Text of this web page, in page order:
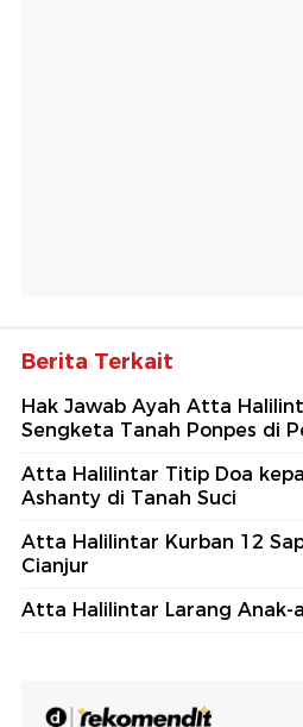
Berita Terkait
Hak Jawab Ayah Atta
Sengketa Tanah Ponpes di
Atta Halilintar Titip Doa
Ashanty di Tanah Suci
Atta Halilintar Kurban 12
Cianjur
Atta Halilintar Larang Anak-